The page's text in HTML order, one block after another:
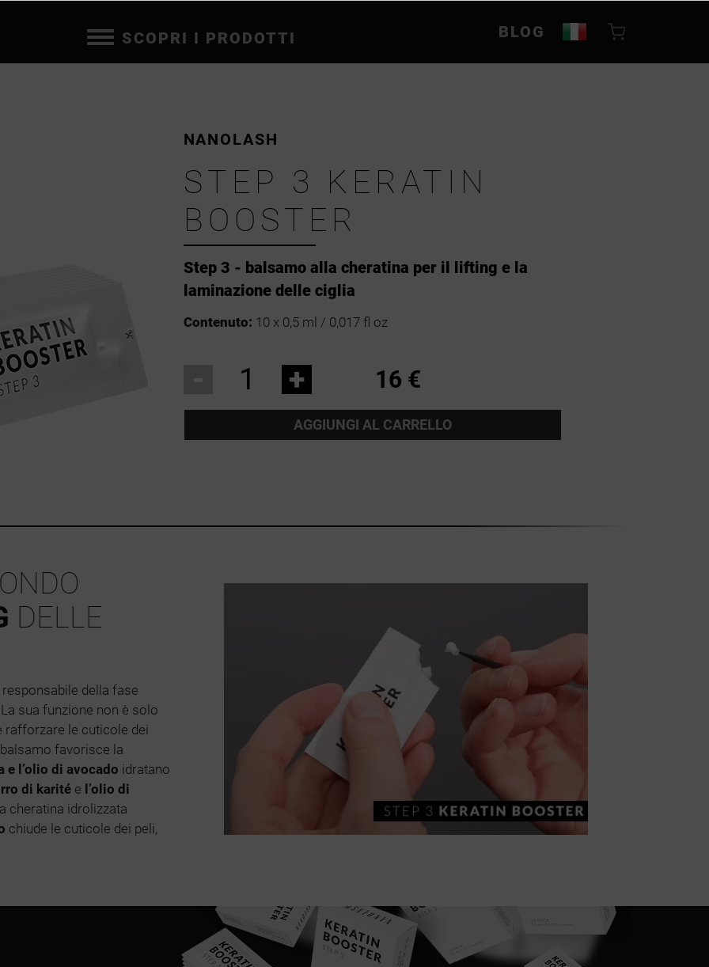
SCOPRI I PRODOTTI BLOG
Step 3 - balsamo alla cheratina per il lifting e la
laminazione delle ciglia
NANOLASH
STEP 3 KERATIN
BOOSTER
Contenuto: 10 x 0,5 ml / 0,017 fl oz
+ 16 €
AGGIUNGI AL CARRELLO
DELLE
della fase
sua funzione non è solo
rafforzare le cuticole dei
favorisce la
e l’olio di avocado idratano
di karité e l’olio di
cheratina idrolizzata
chiude le cuticole dei peli,